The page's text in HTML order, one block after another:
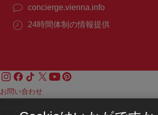
concierge.vienna.info
24時間体制の情報提供
お問い合わせ
プライバシーポリシー